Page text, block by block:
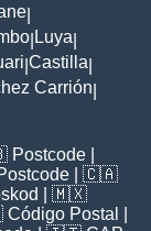
Luya
Castilla
Carrión
Postcode
| 🇨🇦
| 🇲🇽
Código Postal